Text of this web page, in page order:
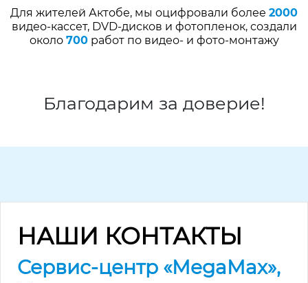
Для жителей Актобе, мы оцифровали более 2000
видео-кассет, DVD-дисков и фотопленок, создали
около 700работ по видео- и фото-монтажу
Благодарим за доверие!
НАШИ КОНТАКТЫ
Сервис-центр «MegaMax»,